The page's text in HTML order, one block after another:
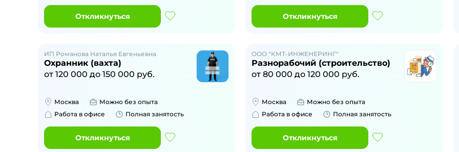
Откликнуться Откликнуться
ИП Романова Наталья Евгеньевна
Охранник (вахта)
от 120 000 до 150 000 руб.
Москва
Можно без опыта
Работа в офисе
Полная занятость
Откликнуться
ООО "КМТ-ИНЖЕНЕРИНГ"
Разнорабочий (строительство)
от80 000 до120 000 руб.
Москва
Можно без опыта
Работа в офисе
Полная занятость
Откликнуться